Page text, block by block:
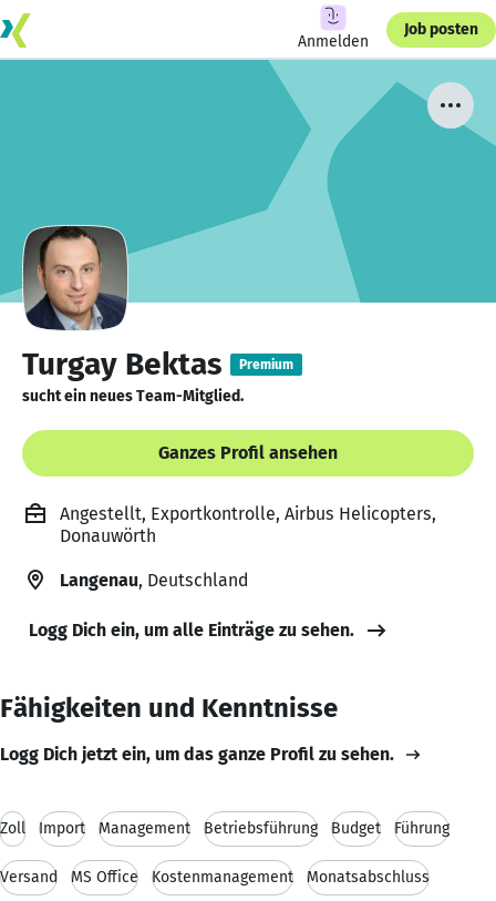
Anmelden
Job posten
Turgay Bektas Premium
sucht ein neues Team-Mitglied.
Ganzes Profil ansehen
Angestellt, Exportkontrolle, Airbus Helicopters,
Donauwörth
Langenau, Deutschland
Logg Dich ein, um alle Einträge zu sehen.
Fähigkeiten und Kenntnisse
Logg Dich jetzt ein, um das ganze Profil zu sehen.
Zoll Import Management Betriebsführung Budget Führung
Versand MS Office Kostenmanagement Monatsabschluss